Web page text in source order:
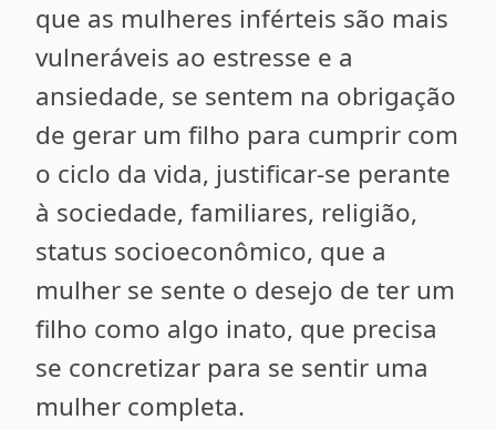
que as mulheres inférteis são mais
vulneráveis ao estresse e a
ansiedade, se sentem na obrigação
de gerar um filho para cumprir com
o ciclo da vida, justificar-se perante
à sociedade, familiares, religião,
status socioeconômico, que a
mulher se sente o desejo de ter um
filho como algo inato, que precisa
se concretizar para se sentir uma
mulher completa.